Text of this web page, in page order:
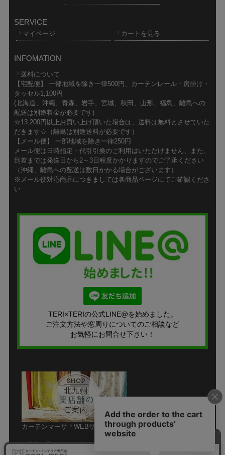
SERVICE
マイページ カートを見る
INFOMATION
送料について
【宅配便】 一部地域を除き一律500円、カーテンレール・房掛け・
タッセル1,100円
(北海道、沖縄、青森、岩手、宮城、秋田、山形、福島、離島への
配送は別途料金が必要です)
☆13,200円以上お買い上げ頂いた場合は、送料は無料とさせていた
だきます☆（離島は別途送料が必要です）
【メール便】 一部地域を除き一律250円
メール便は日時指定・代引引換のご利用はいただけません、また、
到着までは発送日から2～3日程度かかりますのでご了承ください
（沖縄、離島への配送は数日かかる場合がございます）
※メール便対応商品につきましては各商品ページにてご確認くださ
い
TERI×TERIの公式LINE@を始めました。
ご注文方法や窓周りについてのご相談など
お気軽にお問合せ下さい！
カーテンマーサ WEBサイト
個人情報の取り扱いについて